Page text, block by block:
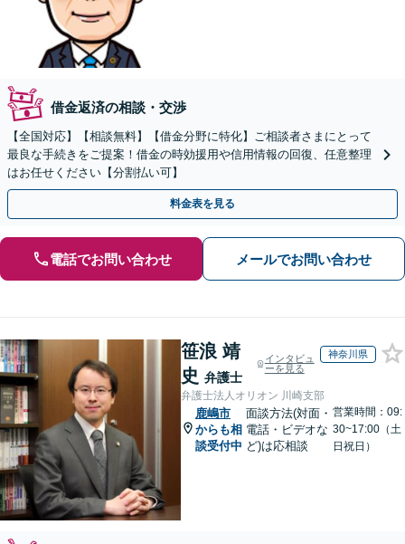
借金返済の相談・交渉
【全国対応】【相談無料】【借金分野に特化】ご相談者さまにとって
最良な手続きをご提案！借金の時効援用や信用情報の回復、任意整理
はお任せください【分割払い可】
料金表を見る
電話でお問い合わせ メールでお問い合わせ
笹浪 靖
史 弁護士
インタビュ
ーを見る
神奈川県
弁護士法人オリオン 川崎支部
鹿嶋市
からも相
談受付中
面談方法(対面・
電話・ビデオな
ど)は応相談
営業時間：09:
30~17:00（土
日祝日）